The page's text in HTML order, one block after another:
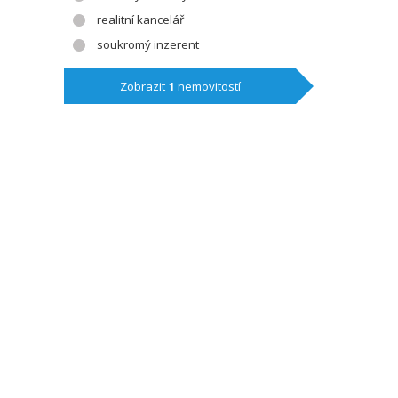
realitní kancelář
soukromý inzerent
Zobrazit 1 nemovitostí